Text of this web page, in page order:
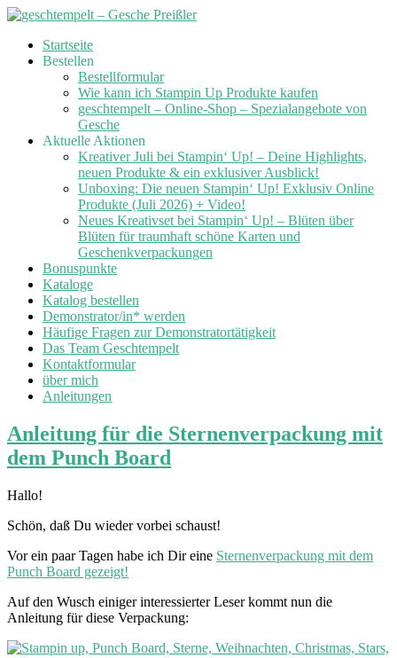
Skip
Startseite
Bestellen
Bestellformular
Wie kann ich Stampin Up Produkte kaufen
geschtempelt – Online-Shop – Spezialangebote von
Gesche
Aktuelle Aktionen
Kreativer Juli bei Stampin‘ Up! – Deine Highlights,
neuen Produkte & ein exklusiver Ausblick!
Unboxing: Die neuen Stampin‘ Up! Exklusiv Online
Produkte (Juli 2026) + Video!
Neues Kreativset bei Stampin‘ Up! – Blüten über
Blüten für traumhaft schöne Karten und
Geschenkverpackungen
Bonuspunkte
Kataloge
Katalog bestellen
Demonstrator/in* werden
Häufige Fragen zur Demonstratortätigkeit
Das Team Geschtempelt
Kontaktformular
über mich
Anleitungen
Anleitung für die Sternenverpackung mit
dem Punch Board
Hallo!
Schön, daß Du wieder vorbei schaust!
Vor ein paar Tagen habe ich Dir eine Sternenverpackung mit dem
Punch Board gezeigt!
Auf den Wusch einiger interessierter Leser kommt nun die
Anleitung für diese Verpackung: